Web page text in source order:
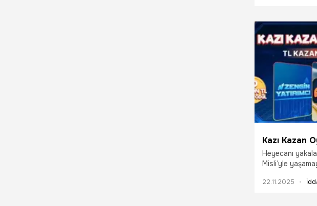
Kazı Kazan
Heyecanı
Misli’yle
oyunları artık
22.11.2025